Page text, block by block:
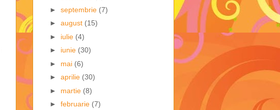
► septembrie (7)
► august (15)
► iulie (4)
► iunie (30)
► mai (6)
► aprilie (30)
► martie (8)
► februarie (7)